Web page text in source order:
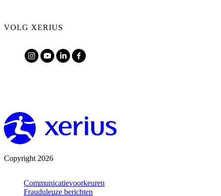
VOLG XERIUS
Copyright 2026
Communicatievoorkeuren
Frauduleuze berichten